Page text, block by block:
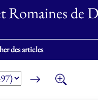
de
des articles